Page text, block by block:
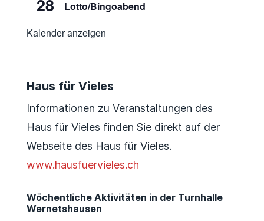
28
Lotto/Bingoabend
Kalender anzeigen
Haus für Vieles
Informationen zu Veranstaltungen des
Haus für Vieles finden Sie direkt auf der
Webseite des Haus für Vieles.
www.hausfuervieles.ch
Wöchentliche Aktivitäten in der Turnhalle
Wernetshausen